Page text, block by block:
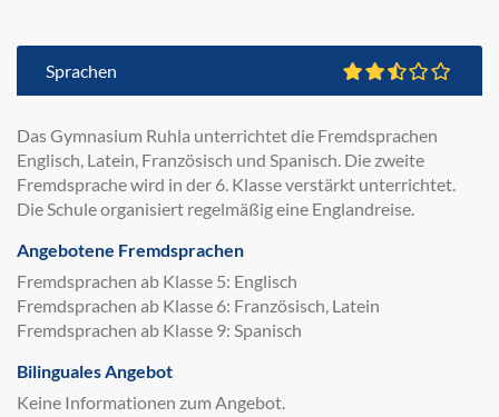
Sprachen
Das Gymnasium Ruhla unterrichtet die Fremdsprachen
Englisch, Latein, Französisch und Spanisch. Die zweite
Fremdsprache wird in der 6. Klasse verstärkt unterrichtet.
Die Schule organisiert regelmäßig eine Englandreise.
Angebotene Fremdsprachen
Fremdsprachen ab Klasse 5: Englisch
Fremdsprachen ab Klasse 6: Französisch, Latein
Fremdsprachen ab Klasse 9: Spanisch
Bilinguales Angebot
Keine Informationen zum Angebot.